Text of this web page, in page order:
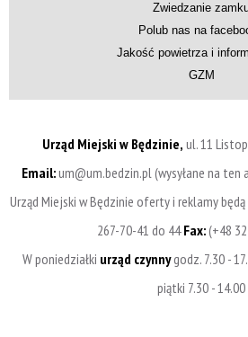
Zwiedzanie
Polub nas na
Jakość powietrza i
GZM
Urząd Miejski w Będzinie, ul. 11
Email:um@um.bedzin.pl (wysyłane na
Urząd Miejski w Będzinie oferty i reklamy
267-70-41 do 44Fax:(+48
W poniedziałki urząd czynnygodz. 7.30 -
piątki 7.30 - 14.00